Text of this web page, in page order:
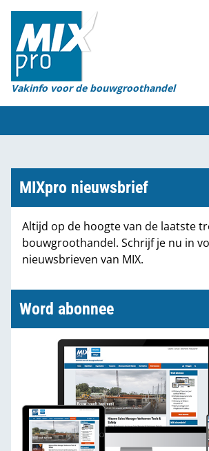
Vakinfo voor de bouwgroothandel
Home
Magazines
Organisaties
Marktcijfers
Partners
MIXpro nieuwsbrief
Altijd op de hoogte van de laatste
bouwgroothandel. Schrijf je nu in
nieuwsbrieven van MIX.
Word abonnee